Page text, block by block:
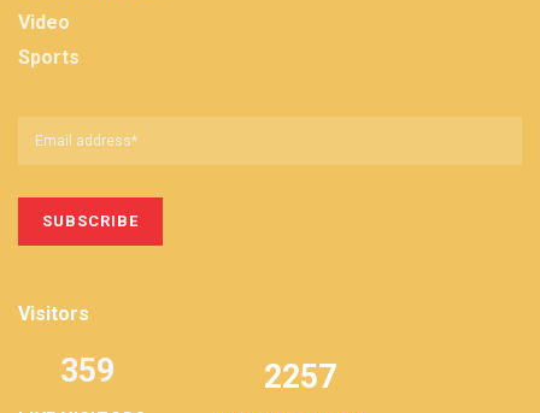
Video
Sports
Visitors
359 2257